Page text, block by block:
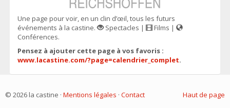
Une page pour voir, en un clin d’œil, tous les futurs
événements à la castine.
Spectacles |
Films |
Conférences.
Pensez à ajouter cette page à vos favoris :
www.lacastine.com/?page=calendrier_complet.
Haut de page
© 2026 la castine · Mentions légales · Contact